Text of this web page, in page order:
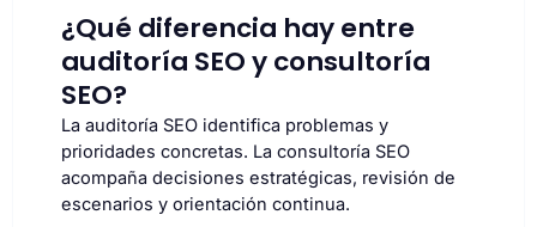
¿Qué diferencia hay entre
auditoría SEO y consultoría
SEO?
La auditoría SEO identifica problemas y
prioridades concretas. La consultoría SEO
acompaña decisiones estratégicas, revisión de
escenarios y orientación continua.